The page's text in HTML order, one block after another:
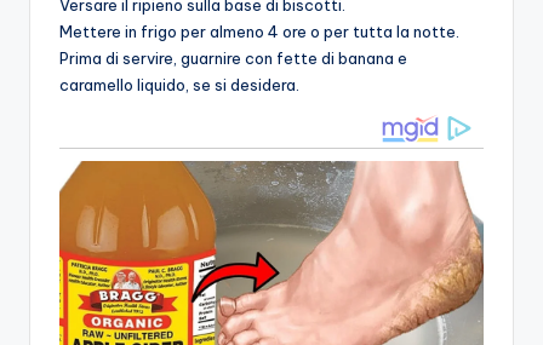
Versare il ripieno sulla base di biscotti.
Mettere in frigo per almeno 4 ore o per tutta la notte.
Prima di servire, guarnire con fette di banana e
caramello liquido, se si desidera.